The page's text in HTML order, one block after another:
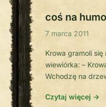
coś na
7 marca 2011
Krowa gramoli
wiewiórka: –
Wchodzę na
– Ale krowa!
Czytaj więcej →